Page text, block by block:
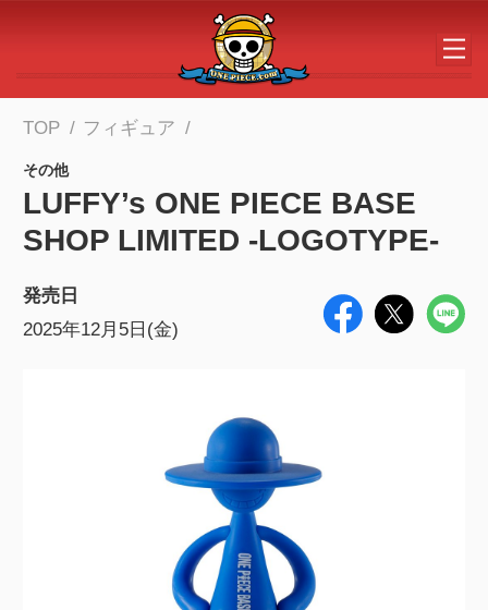
メインコンテンツへスキップする
TOP フィギュア
その他
LUFFY’s ONE PIECE BASE
SHOP LIMITED -LOGOTYPE-
発売日
2025年12月5日(金)